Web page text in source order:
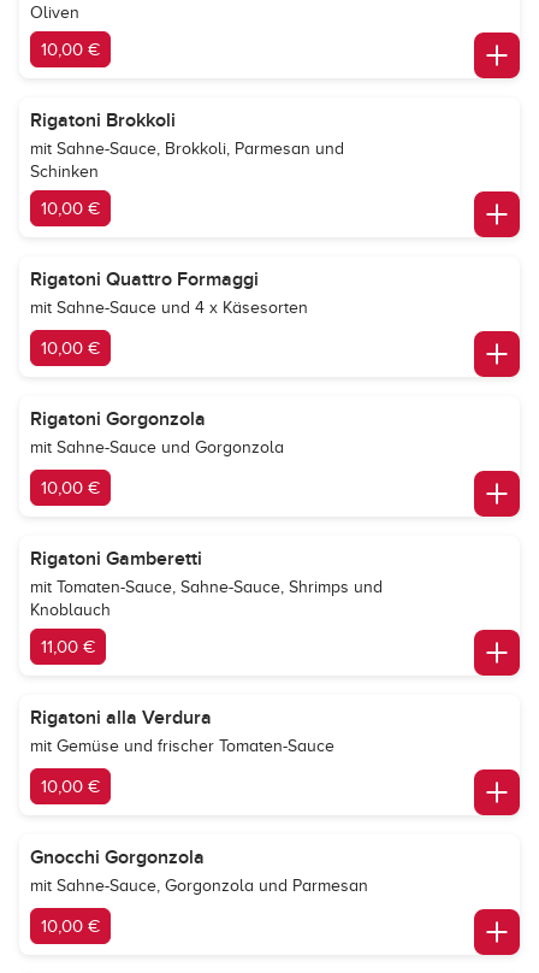
Oliven
10,00 €
Rigatoni Brokkoli
mit Sahne-Sauce, Brokkoli, Parmesan und
Schinken
10,00 €
Rigatoni Quattro Formaggi
mit Sahne-Sauce und 4 x Käsesorten
10,00 €
Rigatoni Gorgonzola
mit Sahne-Sauce und Gorgonzola
10,00 €
Rigatoni Gamberetti
mit Tomaten-Sauce, Sahne-Sauce, Shrimps und
Knoblauch
11,00 €
Rigatoni alla Verdura
mit Gemüse und frischer Tomaten-Sauce
10,00 €
Gnocchi Gorgonzola
mit Sahne-Sauce, Gorgonzola und Parmesan
10,00 €